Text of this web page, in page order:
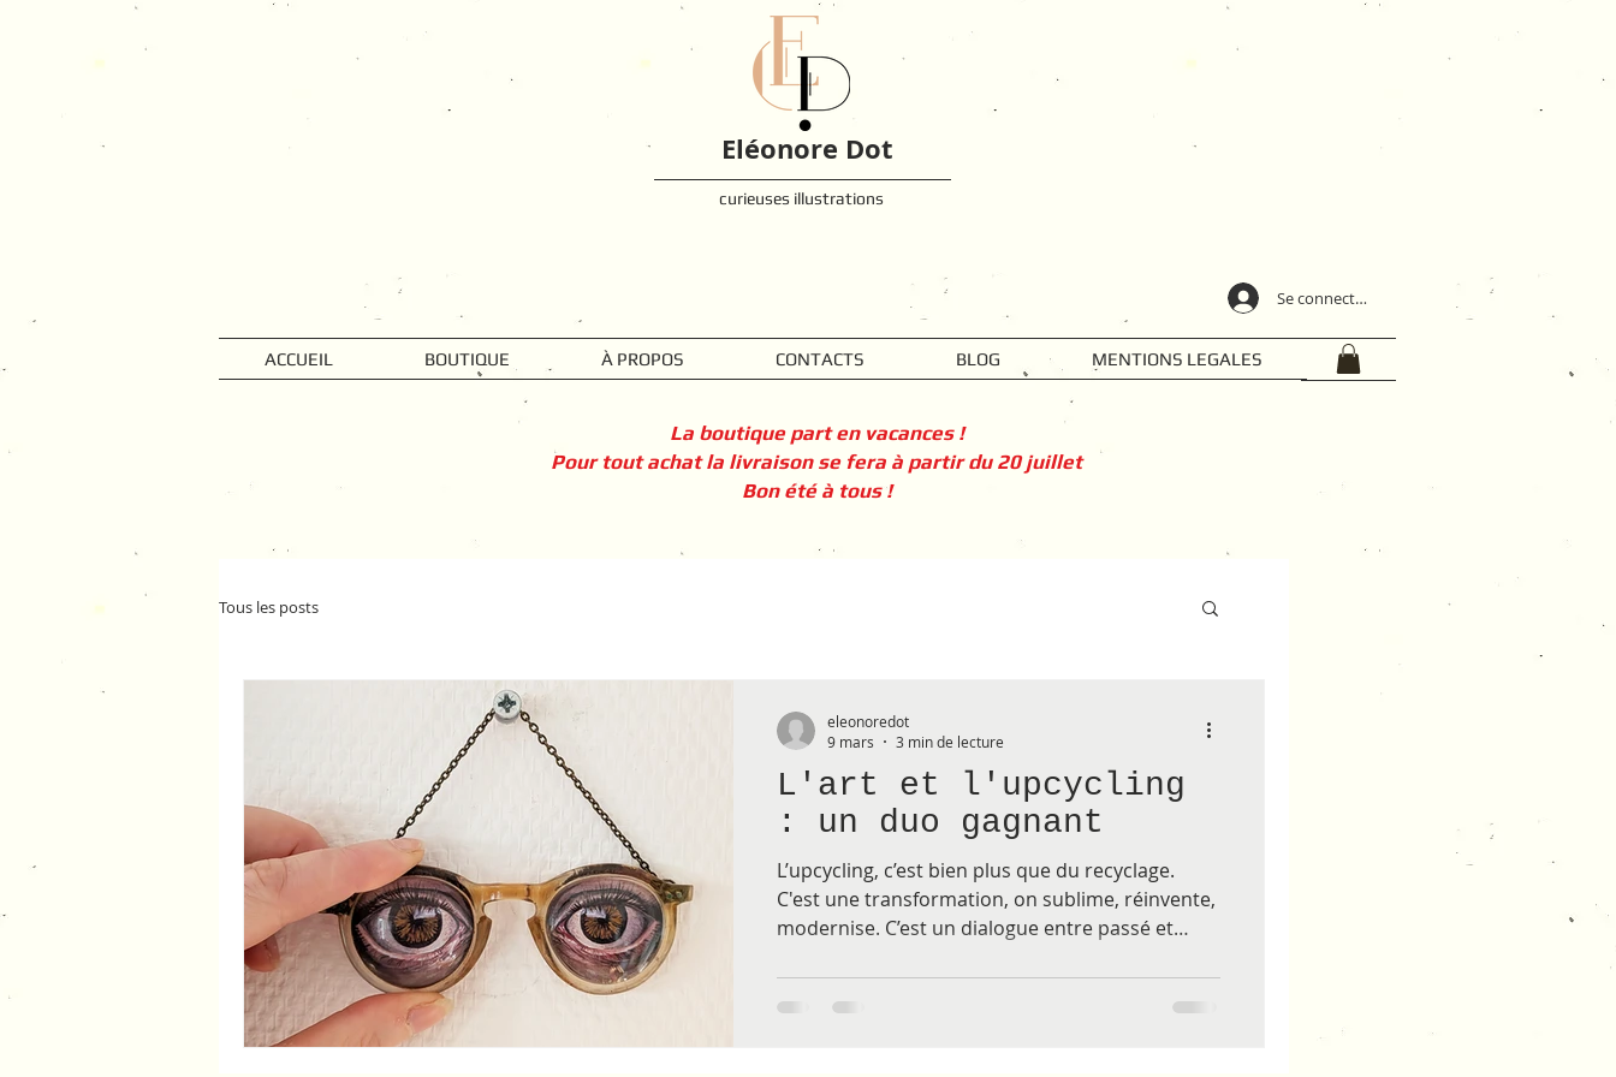
Eléonore Dot
curieuses illustrations
Se connecter
ACCUEIL BOUTIQUE À PROPOS CONTACTS BLOG MENTIONS LEGALES
La boutique part en vacances !
Pour tout achat la livraison se fera à partir du 20 juillet
Bon été à tous !
Tous les posts
L'art et l'upcycling
: un duo gagnant
L’upcycling, c’est bien plus que du recyclage.
C'est une transformation, on sublime, réinvente,
modernise. C’est un dialogue entre passé et
eleonoredot
9 mars
3 min de lecture